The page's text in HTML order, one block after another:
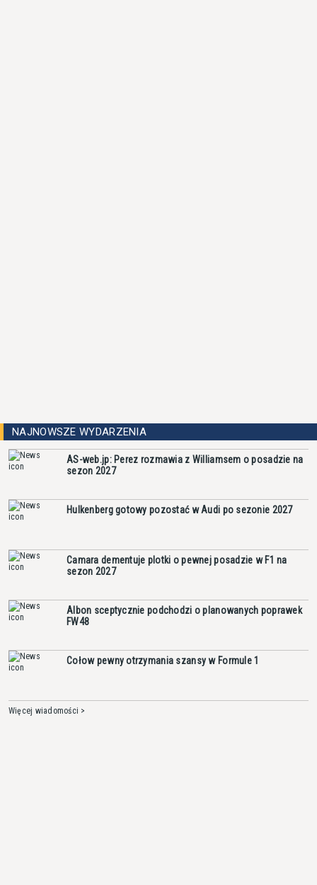
NAJNOWSZE WYDARZENIA
AS-web.jp: Perez rozmawia z Williamsem o posadzie na
sezon 2027
Hulkenberg gotowy pozostać w Audi po sezonie 2027
Camara dementuje plotki o pewnej posadzie w F1 na
sezon 2027
Albon sceptycznie podchodzi o planowanych poprawek
FW48
Cołow pewny otrzymania szansy w Formule 1
Więcej wiadomości >